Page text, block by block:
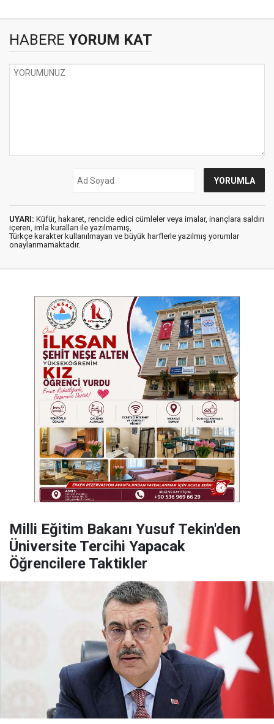
HABERE YORUM KAT
UYARI: Küfür, hakaret, rencide edici cümleler veya imalar, inançlara saldırı
içeren, imla kuralları ile yazılmamış,
Türkçe karakter kullanılmayan ve büyük harflerle yazılmış yorumlar
onaylanmamaktadır.
Milli Eğitim Bakanı Yusuf Tekin'den
Üniversite Tercihi Yapacak
Öğrencilere Taktikler